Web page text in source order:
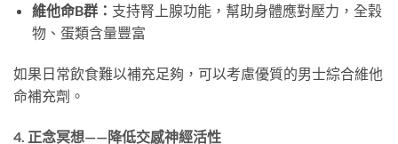
維他命B群： 支持腎上腺功能，幫助身體應對壓力，全穀
物、蛋類含量豐富
如果日常飲食難以補充足夠，可以考慮優質的男士綜合維他
命補充劑。
4. 正念冥想——降低交感神經活性